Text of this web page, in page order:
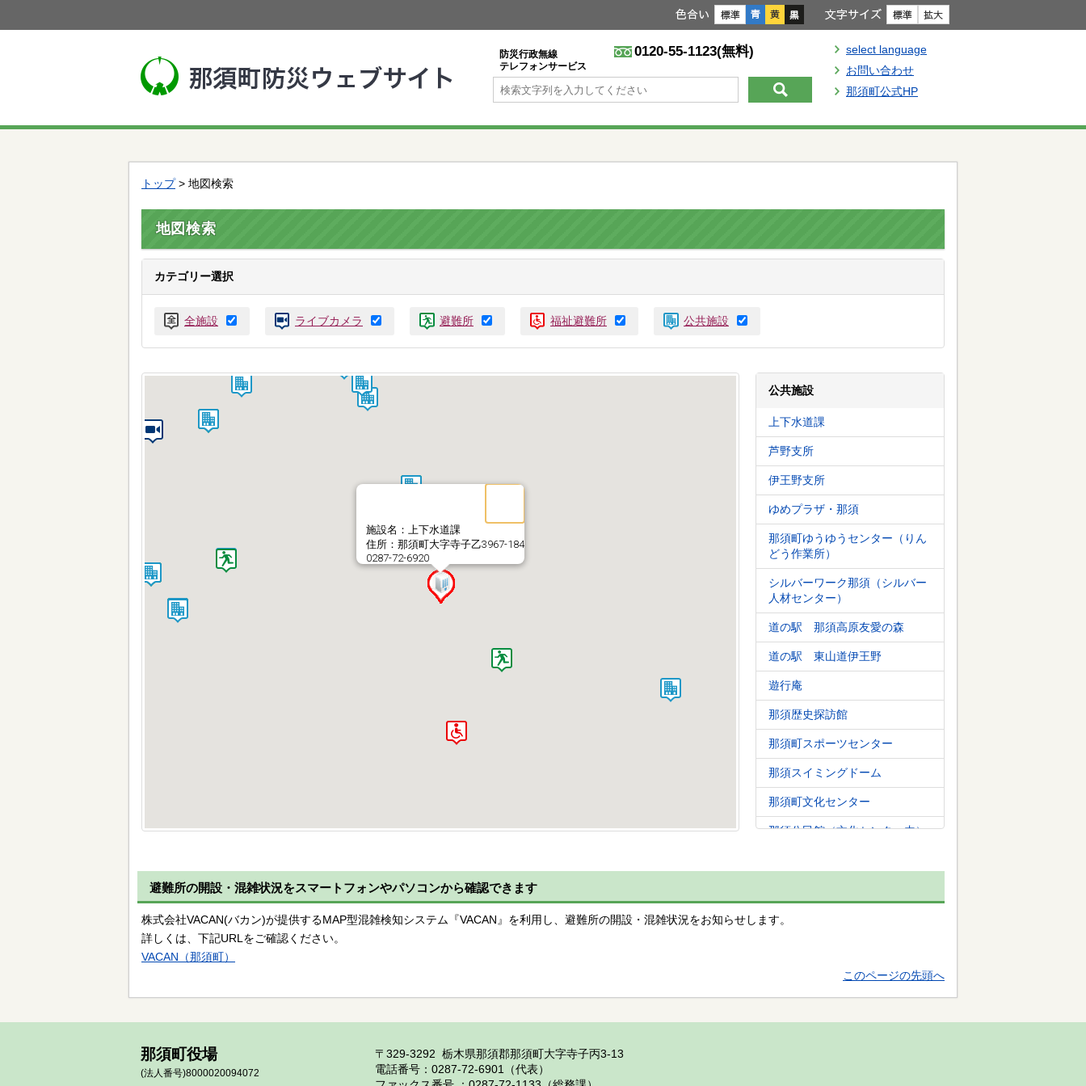
色合い 文字サイズ
select language
お問い合わせ
那須町公式HP
防災行政無線
テレフォンサービス
0120-55-1123(無料)
トップ> 地図検索
地図検索
カテゴリー選択
全施設 ライブカメラ 避難所 福祉避難所 公共施設
公共施設
那須町役場
上下水道課
芦野支所
伊王野支所
ゆめプラザ・那須
那須町ゆうゆうセンター（りん
どう作業所）
シルバーワーク那須（シルバー
人材センター）
道の駅 那須高原友愛の森
道の駅 東山道伊王野
遊行庵
那須歴史探訪館
那須町スポーツセンター
那須スイミングドーム
那須町文化センター
那須公民館（文化センター内）
こもれび（りぼーる・たなか
施設名：上下水道課
住所：那須町大字寺子乙3967-184
0287-72-6920
避難所の開設・混雑状況をスマートフォンやパソコンから確認できます
株式会社VACAN(バカン)が提供するMAP型混雑検知システム『VACAN』を利用し、避難所の開設・混雑状況をお知らせします。
詳しくは、下記URLをご確認ください。
VACAN（那須町）
このページの先頭へ
那須町役場
(法人番号)8000020094072
〒329-3292 栃木県那須郡那須町大字寺子丙3-13
電話番号：0287-72-6901（代表）